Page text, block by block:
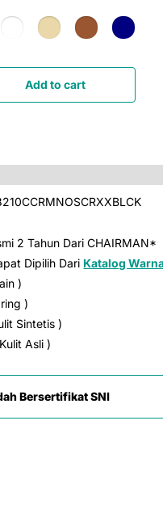
Add to cart
2 Tahun Dari CHAIRMAN*
Dipilih Dari Katalog
)
)
Sintetis )
Asli )
Bersertifikat SNI